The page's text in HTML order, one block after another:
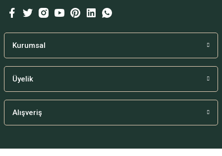
Kurumsal
Üyelik
Alışveriş